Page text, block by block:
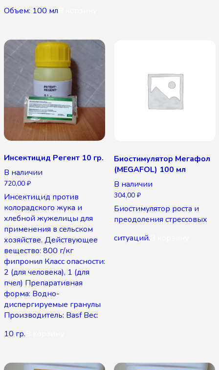
Объем: 100 мл
Инсектицид Регент 10 гр.
В наличии
720,00 ₽
Инсектицид против
колорадского жука и
хлебной жужелицы для
применения в сельском
хозяйстве. Действующее
вещество: 800 г/кг
фипронил Класс опасности:
2 (для человека), 1 (для
пчел) Препаративная
форма: Водно-
диспергируемые гранулы
Производитель: Basf Вес:
10 гр.
Биостимулятор Мегафол
(MEGAFOL) 100 мл
В наличии
304,00 ₽
Биостимулятор роста и
преодоления стрессовых
ситуаций.